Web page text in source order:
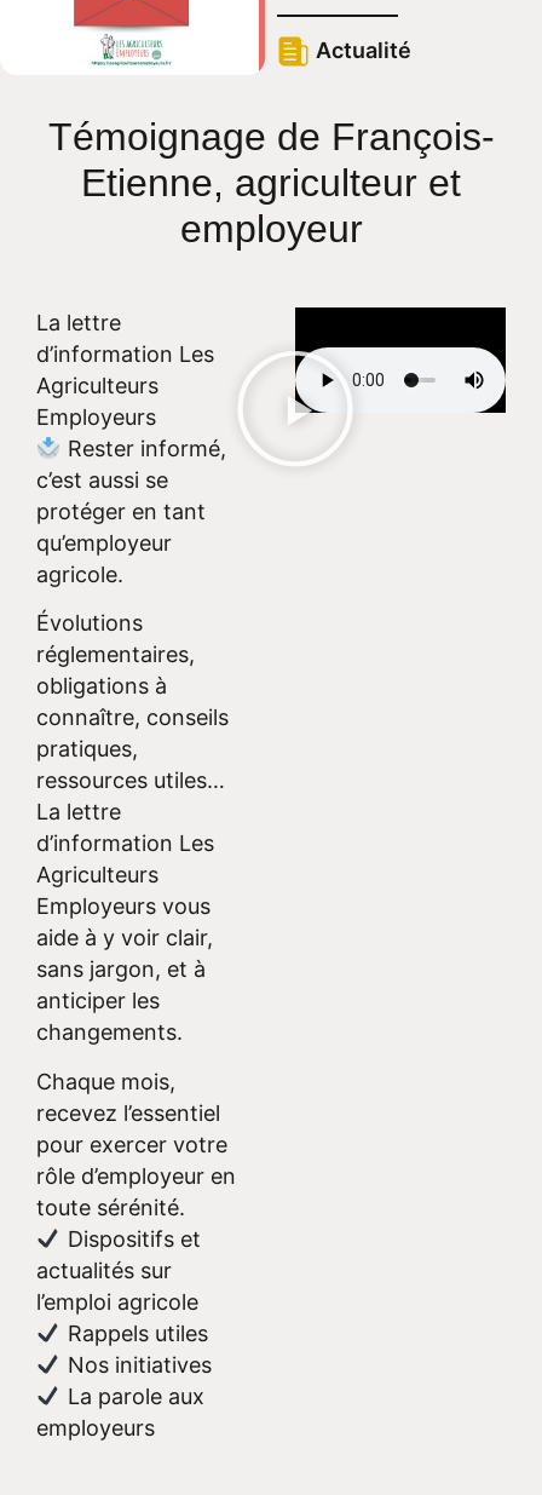
Actualité
Témoignage de François-
Etienne, agriculteur et
employeur
La lettre
d’information Les
Agriculteurs
Employeurs
Rester informé,
c’est aussi se
protéger en tant
qu’employeur
agricole.
Évolutions
réglementaires,
obligations à
connaître, conseils
pratiques,
ressources utiles…
La lettre
d’information Les
Agriculteurs
Employeurs vous
aide à y voir clair,
sans jargon, et à
anticiper les
changements.
Chaque mois,
recevez l’essentiel
pour exercer votre
rôle d’employeur en
toute sérénité.
Dispositifs et
actualités sur
l’emploi agricole
Rappels utiles
Nos initiatives
La parole aux
employeurs